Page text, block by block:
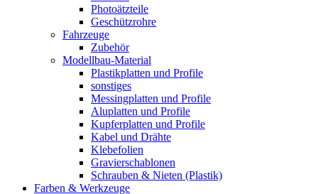
Photoätzteile
Geschützrohre
Fahrzeuge
Zubehör
Modellbau-Material
Plastikplatten und Profile
sonstiges
Messingplatten und Profile
Aluplatten und Profile
Kupferplatten und Profile
Kabel und Drähte
Klebefolien
Gravierschablonen
Schrauben & Nieten (Plastik)
Farben & Werkzeuge